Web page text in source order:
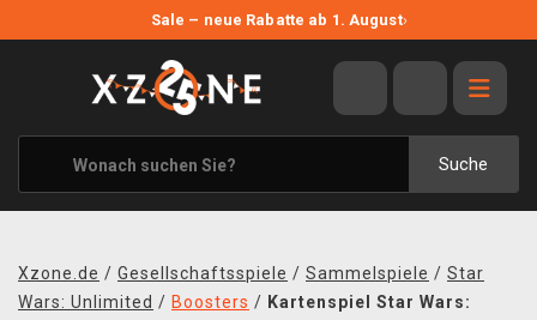
Sale – neue Rabatte ab 1. August›
Suche
ANGEBOTE
ALLE MARKEN
XZONE ORIGINALS
KLEIDUNG & ACCESSOIRES
BÜCHER & COMICS
Xzone.de / Gesellschaftsspiele / Sammelspiele / Star
Wars: Unlimited / Boosters / Kartenspiel Star Wars: